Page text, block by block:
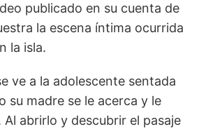
publicado en su cuenta de
la escena íntima ocurrida
la isla.
ve a la adolescente sentada
su madre se le acerca y le
abrirlo y descubrir el pasaje